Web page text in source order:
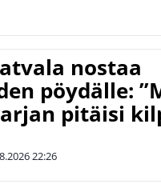
nostaa
pöydälle:
pitäisi
22:26